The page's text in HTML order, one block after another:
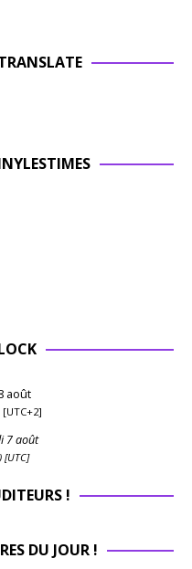
août
[UTC+2]
7 août
[UTC]
!
DU JOUR !